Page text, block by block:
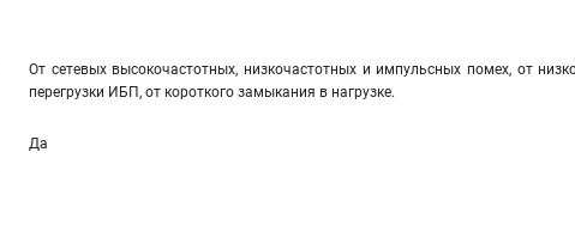
От сетевых высокочастотных, низкочастотных и импульсных помех, от
перегрузки ИБП, от короткого замыкания в нагрузке.
Да